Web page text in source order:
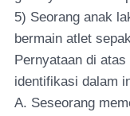
5) Seorang anak
bermain atlet
Pernyataan di
identifikasi dalam
A. Seseorang